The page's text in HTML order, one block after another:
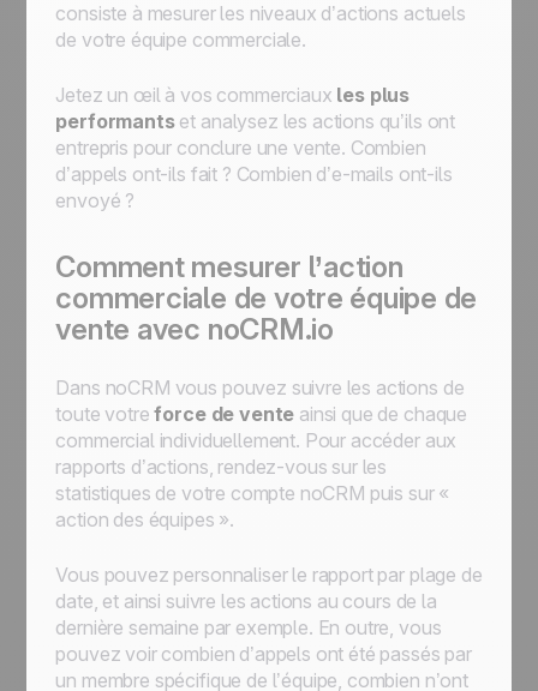
consiste à mesurer les niveaux d’actions actuels
de votre équipe commerciale.
Jetez un œil à vos commerciaux les plus
performantset analysez les actions qu’ils ont
entrepris pour conclure une vente. Combien
d’appels ont-ils fait ? Combien d’e-mails ont-ils
envoyé ?
Comment mesurer l’action
commerciale de votre équipe de
vente avec noCRM.io
Dans noCRM vous pouvez suivre les actions de
toute votreforce de vente ainsi que de chaque
commercial individuellement. Pour accéder aux
rapports d’actions, rendez-vous sur les
statistiques de votre compte noCRM puis sur «
action des équipes ».
Vous pouvez personnaliser le rapport par plage de
date, et ainsi suivre les actions au cours de la
dernière semaine par exemple. En outre, vous
pouvez voir combien d’appels ont été passés par
un membre spécifique de l’équipe, combien n’ont